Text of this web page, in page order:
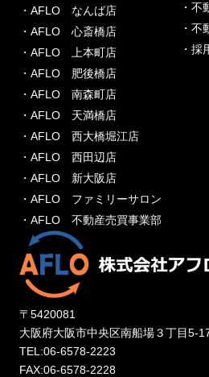
・AFLO なんば店
・AFLO 心斎橋店
・AFLO 上本町店
・AFLO 肥後橋店
・AFLO 南森町店
・AFLO 天満橋店
・AFLO 西大橋堀江店
・AFLO 西田辺店
・AFLO 新大阪店
・AFLO ファミリーサロン
・AFLO 不動産売買事業部
・不
・不
・採
〒5420081
大阪府大阪市中央区南船場３丁目5-
TEL:06-6578-2223
FAX:06-6578-2228